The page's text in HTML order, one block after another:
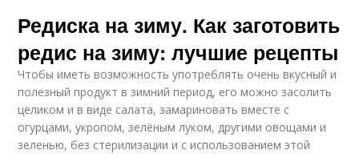
Редиска на зиму. Как заготовить
редис на зиму: лучшие рецепты
Чтобы иметь возможность употреблять очень вкусный и
полезный продукт в зимний период, его можно засолить
целиком и в виде салата, замариновать вместе с
огурцами, укропом, зелёным луком, другими овощами и
зеленью, без стерилизации и с использованием этой